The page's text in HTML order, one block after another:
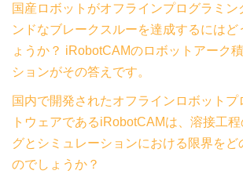
国産ロボットがオフラインプログラミン
ンドなブレークスルーを達成するにはど
ょうか？ iRobotCAMのロボットアーク
ションがその答えです。
国内で開発されたオフラインロボットプ
トウェアであるiRobotCAMは、溶接工
グとシミュレーションにおける限界をど
のでしょうか？